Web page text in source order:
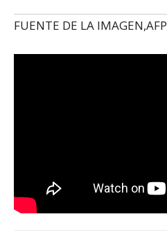
FUENTE DE LA IMAGEN,AFP